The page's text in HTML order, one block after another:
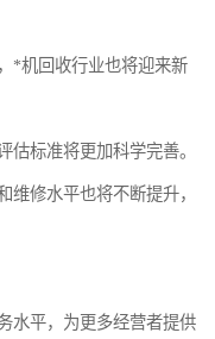
*机回收行业也将迎来新
估标准将更加科学完善。
维修水平也将不断提升，
水平，为更多经营者提供